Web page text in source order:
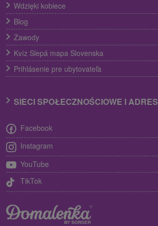
Wdzięki kobiece
Blog
Zawody
Kvíz Slepá mapa Slovenska
Prihlásenie pre ubytovateľa
SIECI SPOŁECZNOŚCIOWE I ADRES
Facebook
Instagram
YouTube
TikTok